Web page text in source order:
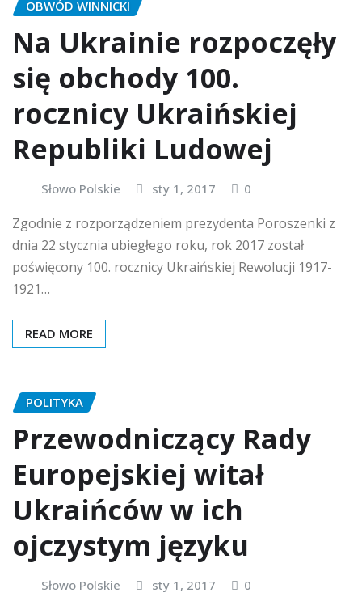
OBWÓD WINNICKI
Na Ukrainie rozpoczęły
się obchody 100.
rocznicy Ukraińskiej
Republiki Ludowej
Słowo Polskie sty 1, 2017 0
Zgodnie z rozporządzeniem prezydenta Poroszenki z
dnia 22 stycznia ubiegłego roku, rok 2017 został
poświęcony 100. rocznicy Ukraińskiej Rewolucji 1917-
1921…
READ MORE
POLITYKA
Przewodniczący Rady
Europejskiej witał
Ukraińców w ich
ojczystym języku
Słowo Polskie sty 1, 2017 0